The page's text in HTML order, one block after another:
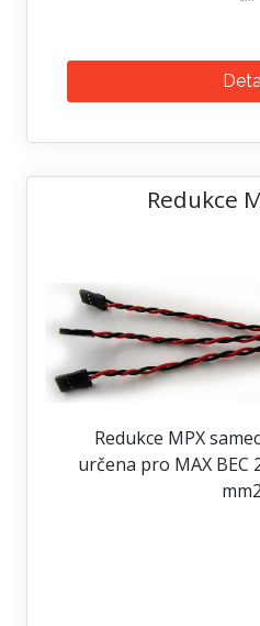
Redukce
Redukce MPX
určena pro MAX BEC